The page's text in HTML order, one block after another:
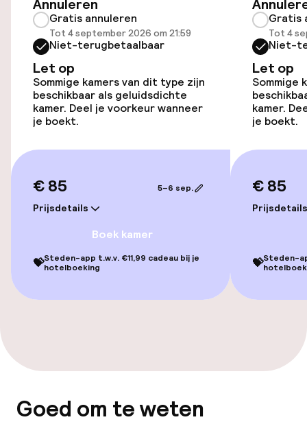
€ 15,00 per dag
Openbaar parkeren
Luchthavenshuttle
Toegankelijkheid
Overal rolstoeltoegankelijk
Lift
geoptimaliseerde kamers beschikbaar
Entertainment
Gratis wifi
Annuleren
Gratis annuleren
Tot 4 september 2026 om 21:59
Niet-terugbetaalbaar
Let op
Sommige kamers van dit type zijn
beschikbaar als geluidsdichte
kamer. Deel je voorkeur wanneer
je boekt.
€ 85
Prijsdetails
5–6 sep.
Boek kamer
💝Steden-app t.w.v. €11,99 cadeau bij je
hotelboeking
Gratis
Tot 4
Niet-
Let op
Sommige
kamer.
je boekt.
€ 85
Prijsdetails
💝Steden-
Goed om te weten